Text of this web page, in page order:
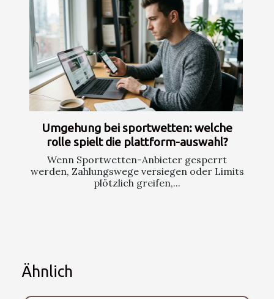
Umgehung bei sportwetten: welche
rolle spielt die plattform-auswahl?
Wenn Sportwetten-Anbieter gesperrt
werden, Zahlungswege versiegen oder Limits
plötzlich greifen,...
Ähnlich